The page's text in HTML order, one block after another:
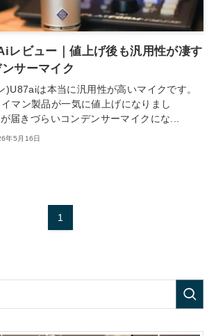
レビュー｜値上げ後も汎用性が凄す
サーマイク
)U87aiは本当に汎用性が高いマイクです。
マン製品が一気に値上げになりまし
届きづらいコンデンサーマイクにな...
年5月16日
1